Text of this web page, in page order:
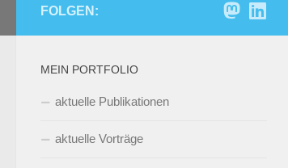
FOLGEN:
MEIN PORTFOLIO
aktuelle Publikationen
aktuelle Vorträge